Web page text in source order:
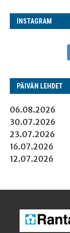
INS­TA­GRAM
PÄI­VÄN LEHDET
06.08.2026
30.07.2026
23.07.2026
16.07.2026
12.07.2026